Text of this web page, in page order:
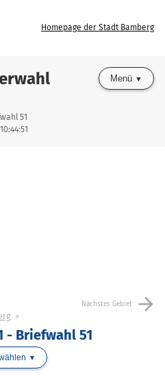
Homepage der Stadt Bamberg
51
Menü
Nächstes Gebiet arrow_forward
- Briefwahl 51